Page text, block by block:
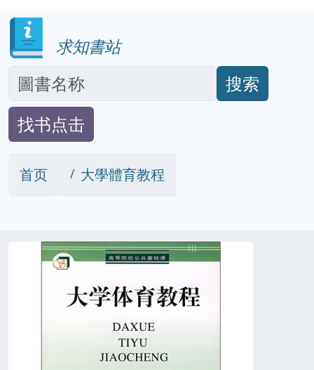
求知書站
搜索
找书点击
首页 大學體育教程